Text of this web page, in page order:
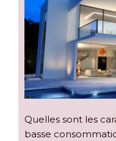
Quelles sont les
basse